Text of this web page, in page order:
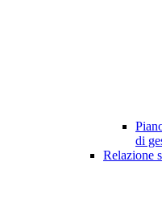
di
Relazione